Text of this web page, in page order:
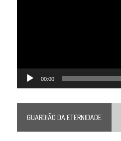
00:00
GUARDIÃO DA ETERNIDADE